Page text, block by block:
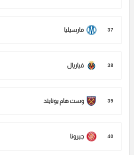
37 مارسيليا
38 فياريال
39 وست هام يونايتد
40 جيرونا